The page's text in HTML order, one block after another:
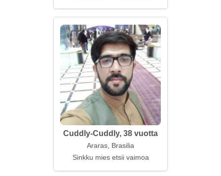
Cuddly-Cuddly, 38 vuotta
Araras, Brasilia
Sinkku mies etsii vaimoa